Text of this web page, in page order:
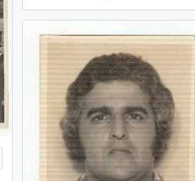
Adicionar a área de transferência